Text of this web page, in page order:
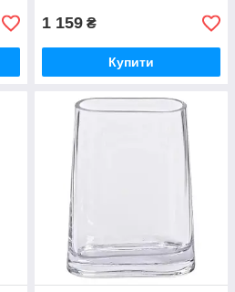
1 159 ₴
Купити